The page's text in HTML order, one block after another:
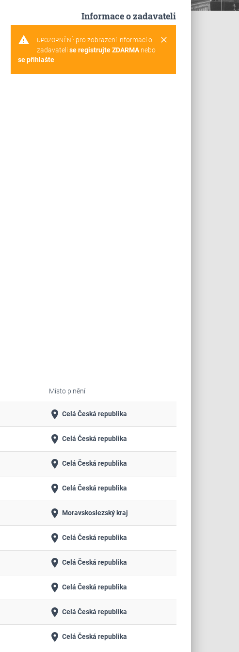
Informace o zadavateli
warning clear
UPOZORNĚNÍ: pro zobrazení informací o
zadavateli se registrujte ZDARMAnebo
se přihlašte.
Místo plnění
place Celá Česká republika
place Celá Česká republika
place Celá Česká republika
place Celá Česká republika
place Moravskoslezský kraj
place Celá Česká republika
place Celá Česká republika
place Celá Česká republika
place Celá Česká republika
place Celá Česká republika